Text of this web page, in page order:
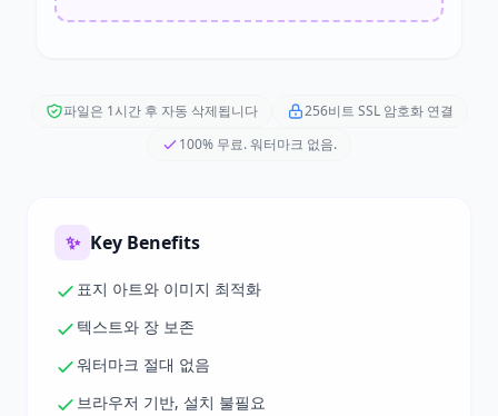
파일은 1시간 후 자동 삭제됩니다
256비트 SSL 암호화 연결
100% 무료. 워터마크 없음.
✨ Key Benefits
표지 아트와 이미지 최적화
텍스트와 장 보존
워터마크 절대 없음
브라우저 기반, 설치 불필요